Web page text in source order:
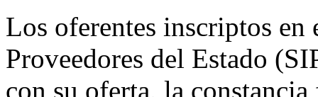
Los oferentes inscriptos
Proveedores del Estado
con su oferta, la